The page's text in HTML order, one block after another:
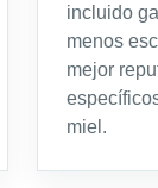
incluido
menos
mejor
miel.